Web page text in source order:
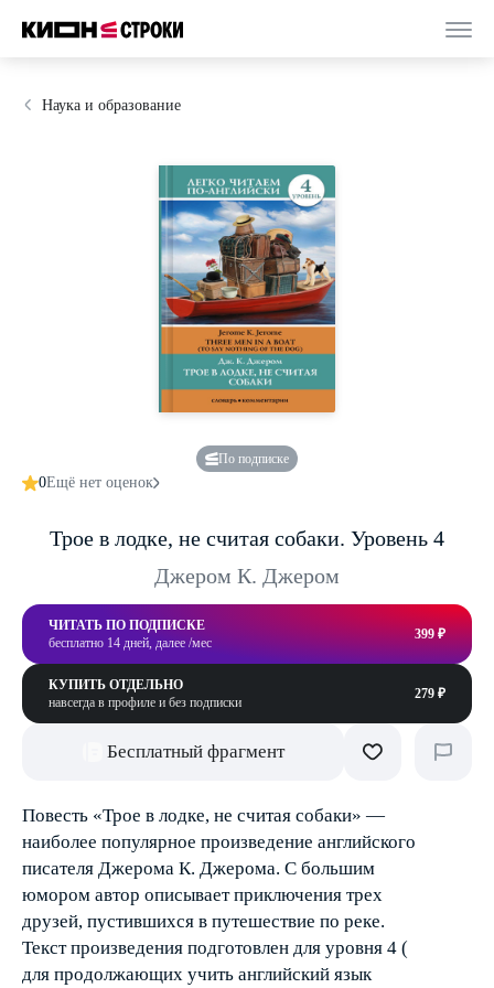
Наука и образование
По подписке
0Ещё нет оценок
Трое в лодке, не считая собаки. Уровень 4
Джером К. Джером
ЧИТАТЬ ПО ПОДПИСКЕ
бесплатно 14 дней, далее /мес
399 ₽
КУПИТЬ ОТДЕЛЬНО
навсегда в профиле и без подписки
279 ₽
Бесплатный фрагмент
Повесть «Трое в лодке, не считая собаки» —
наиболее популярное произведение английского
писателя Джерома К. Джерома. С большим
юмором автор описывает приключения трех
друзей, пустившихся в путешествие по реке.
Текст произведения подготовлен для уровня 4 (
для продолжающих учить английский язык